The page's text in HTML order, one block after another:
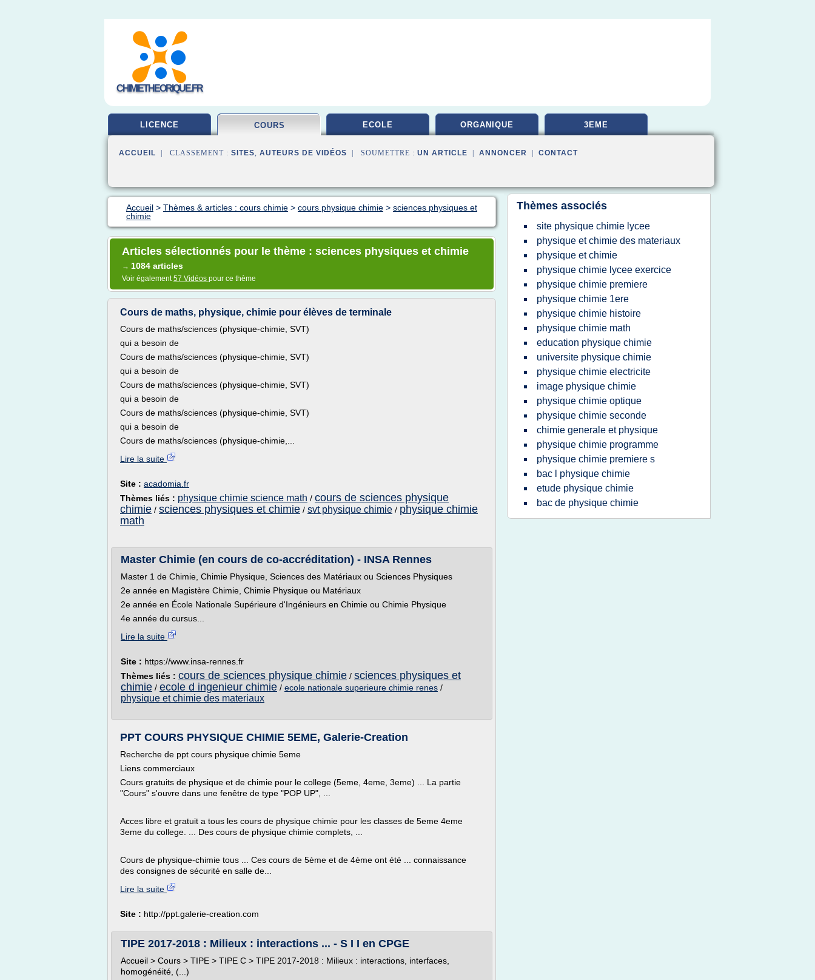
CHIMIETHEORIQUE.FR
LICENCE COURS ECOLE ORGANIQUE 3EME
ACCUEIL | CLASSEMENT : SITES, AUTEURS DE VIDÉOS | SOUMETTRE : UN ARTICLE ANNONCER CONTACT
Accueil > Thèmes & articles : cours chimie > cours physique chimie > sciences physiques et
chimie
Articles sélectionnés pour le thème : sciences physiques et chimie
→ 1084 articles
Voir également57 Vidéos pour ce thème
Cours de maths, physique, chimie pour élèves de terminale
Cours de maths/sciences (physique-chimie, SVT)
qui a besoin de
Cours de maths/sciences (physique-chimie, SVT)
qui a besoin de
Cours de maths/sciences (physique-chimie, SVT)
qui a besoin de
Cours de maths/sciences (physique-chimie, SVT)
qui a besoin de
Cours de maths/sciences (physique-chimie,...
Lire la suite
Site : acadomia.fr
Thèmes liés : physique chimie science math / cours de sciences physique
chimie / sciences physiques et chimie / svt physique chimie / physique chimie
math
Master Chimie (en cours de co-accréditation) - INSA Rennes
Master 1 de Chimie, Chimie Physique, Sciences des Matériaux ou Sciences Physiques
2e année en Magistère Chimie, Chimie Physique ou Matériaux
2e année en École Nationale Supérieure d'Ingénieurs en Chimie ou Chimie Physique
4e année du cursus...
Lire la suite
Site : https://www.insa-rennes.fr
Thèmes liés : cours de sciences physique chimie / sciences physiques et
chimie / ecole d ingenieur chimie / ecole nationale superieure chimie renes /
physique et chimie des materiaux
PPT COURS PHYSIQUE CHIMIE 5EME, Galerie-Creation
Recherche de ppt cours physique chimie 5eme
Liens commerciaux
Cours gratuits de physique et de chimie pour le college (5eme, 4eme, 3eme) ... La partie
"Cours" s'ouvre dans une fenêtre de type "POP UP", ...
Acces libre et gratuit a tous les cours de physique chimie pour les classes de 5eme 4eme
3eme du college. ... Des cours de physique chimie complets, ...
Cours de physique-chimie tous ... Ces cours de 5ème et de 4ème ont été ... connaissance
des consignes de sécurité en salle de...
Lire la suite
Site : http://ppt.galerie-creation.com
TIPE 2017-2018 : Milieux : interactions ... - S I I en CPGE
Accueil > Cours > TIPE > TIPE C > TIPE 2017-2018 : Milieux : interactions, interfaces,
homogénéité, (...)
Thèmes associés
site physique chimie lycee
physique et chimie des materiaux
physique et chimie
physique chimie lycee exercice
physique chimie premiere
physique chimie 1ere
physique chimie histoire
physique chimie math
education physique chimie
universite physique chimie
physique chimie electricite
image physique chimie
physique chimie optique
physique chimie seconde
chimie generale et physique
physique chimie programme
physique chimie premiere s
bac l physique chimie
etude physique chimie
bac de physique chimie